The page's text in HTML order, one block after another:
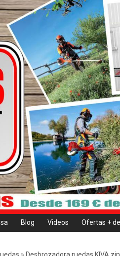
Blog Videos Ofertas +
» Desbrozadora ruedas KIVA